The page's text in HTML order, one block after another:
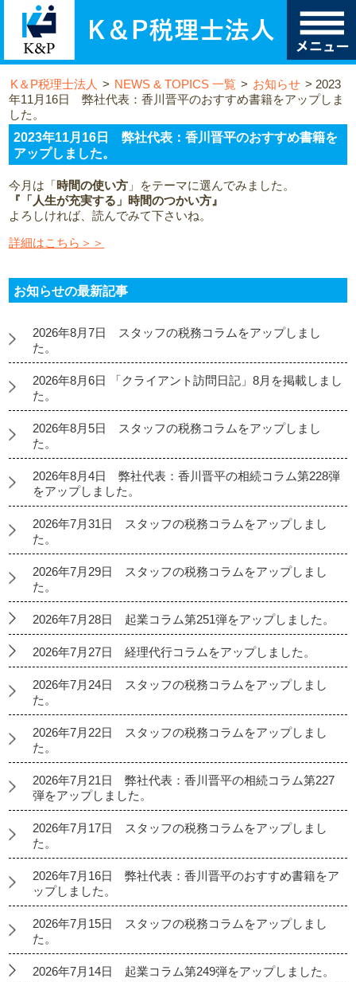
K＆P税理士法人 > NEWS & TOPICS 一覧 > お知らせ >2023
年11月16日 弊社代表：香川晋平のおすすめ書籍をアップしま
した。
2023年11月16日 弊社代表：香川晋平のおすすめ書籍を
アップしました。
今月は「時間の使い方 」をテーマに選んでみました。
『「人生が充実する」時間のつかい方』
よろしければ、読んでみて下さいね。
詳細はこちら＞＞
お知らせの最新記事
2026年8月7日 スタッフの税務コラムをアップしまし
た。
2026年8月6日 「クライアント訪問日記」8月を掲載しまし
た。
2026年8月5日 スタッフの税務コラムをアップしまし
た。
2026年8月4日 弊社代表：香川晋平の相続コラム第228弾
をアップしました。
2026年7月31日 スタッフの税務コラムをアップしまし
た。
2026年7月29日 スタッフの税務コラムをアップしまし
た。
2026年7月28日 起業コラム第251弾をアップしました。
2026年7月27日 経理代行コラムをアップしました。
2026年7月24日 スタッフの税務コラムをアップしまし
た。
2026年7月22日 スタッフの税務コラムをアップしまし
た。
2026年7月21日 弊社代表：香川晋平の相続コラム第227
弾をアップしました。
2026年7月17日 スタッフの税務コラムをアップしまし
た。
2026年7月16日 弊社代表：香川晋平のおすすめ書籍をア
ップしました。
2026年7月15日 スタッフの税務コラムをアップしまし
た。
2026年7月14日 起業コラム第249弾をアップしました。